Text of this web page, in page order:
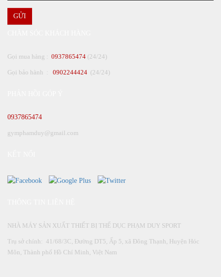
GỬI
Gọi mua hàng : 0937865474 (24/24)
Gọi bảo hành : 0902244424 (24/24)
0937865474
gymphamduy@gmail.com
NHÀ MÁY SẢN XUẤT THIẾT BỊ THỂ DỤC PHẠM DUY SPORT
Trụ sở chính: 41/68/3C, Đường DT5, Ấp 5, xã Đông Thạnh, Huyện Hóc
Môn, Thành phố Hồ Chí Minh, Việt Nam